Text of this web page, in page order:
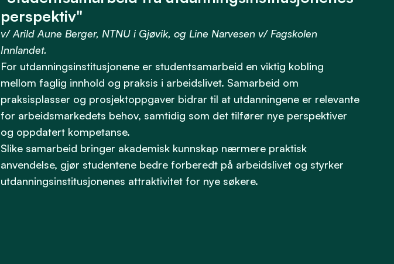
perspektiv"
v/ Arild Aune Berger, NTNU i Gjøvik, og Line Narvesen v/ Fagskolen
Innlandet.
For utdanningsinstitusjonene er studentsamarbeid en viktig kobling
mellom faglig innhold og praksis i arbeidslivet. Samarbeid om
praksisplasser og prosjektoppgaver bidrar til at utdanningene er relevante
for arbeidsmarkedets behov, samtidig som det tilfører nye perspektiver
og oppdatert kompetanse.
Slike samarbeid bringer akademisk kunnskap nærmere praktisk
anvendelse, gjør studentene bedre forberedt på arbeidslivet og styrker
utdanningsinstitusjonenes attraktivitet for nye søkere.